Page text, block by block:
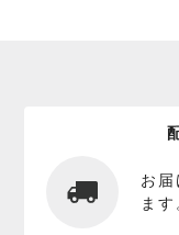
お
ます